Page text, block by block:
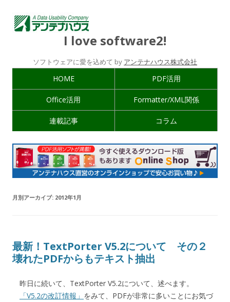
I love software2!
ソフトウェアに愛を込めて by アンテナハウス株式会社
HOME PDF活用
Office活用 Formatter/XML関係
連載記事 コラム
月別アーカイブ: 2012年1月
最新！TextPorter V5.2について その２
壊れたPDFからもテキスト抽出
昨日に続いて、TextPorter V5.2について、述べます。
「V5.2の改訂情報」 をみて、PDFが非常に多いことにお気づ